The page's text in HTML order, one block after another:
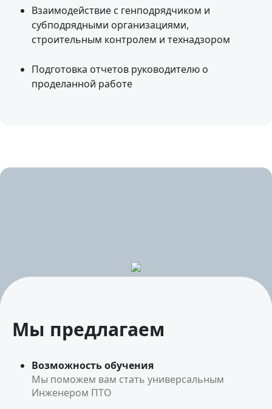
Взаимодействие с генподрядчиком и
субподрядными организациями,
строительным контролем и технадзором
Подготовка отчетов руководителю о
проделанной работе
Мы предлагаем
Возможность обучения
Мы поможем вам стать универсальным
Инженером ПТО